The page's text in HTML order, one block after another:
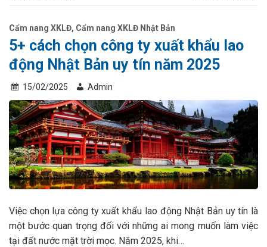
Cẩm nang XKLĐ, Cẩm nang XKLĐ Nhật Bản
5+ cách chọn công ty xuất khẩu lao
động Nhật Bản uy tín năm 2025
15/02/2025 Admin
Việc chọn lựa công ty xuất khẩu lao động Nhật Bản uy tín là
một bước quan trọng đối với những ai mong muốn làm việc
tại đất nước mặt trời mọc. Năm 2025, khi…